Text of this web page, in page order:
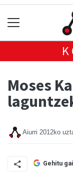
Moses
Aiurri 2012ko
Gehitu